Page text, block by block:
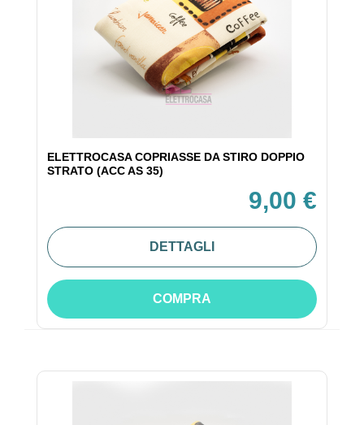
ELETTROCASA COPRIASSE DA STIRO DOPPIO
STRATO (ACC AS 35)
9,00 €
DETTAGLI
COMPRA